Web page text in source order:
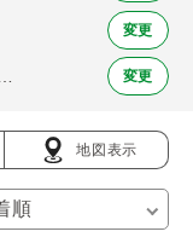
変更
変更
地図表示